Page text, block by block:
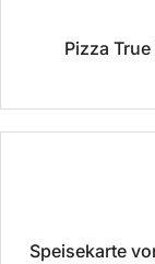
Pizza
Speisekarte